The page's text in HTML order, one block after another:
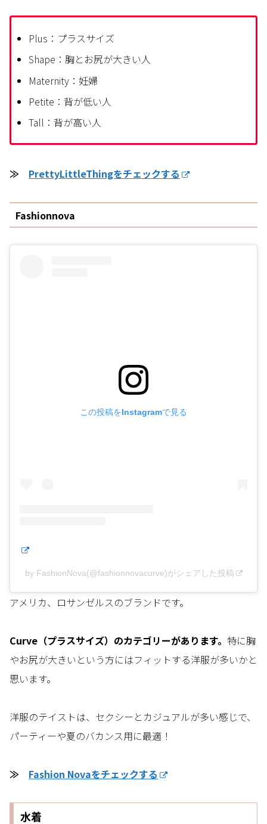
Plus：プラスサイズ
Shape：胸とお尻が大きい人
Maternity：妊婦
Petite：背が低い人
Tall：背が高い人
≫ PrettyLittleThingをチェックする
Fashionnova
この投稿をInstagramで見る
by FashionNova(@fashionnovacurve)がシェアした投稿
アメリカ、ロサンゼルスのブランドです。
Curve（プラスサイズ）のカテゴリーがあります。 特に胸
やお尻が大きいという方にはフィットする洋服が多いかと
思います。
洋服のテイストは、セクシーとカジュアルが多い感じで、
パーティーや夏のバカンス用に最適！
≫ Fashion Novaをチェックする
水着